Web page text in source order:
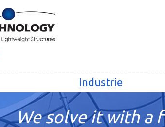
Industrie
We solve it with a